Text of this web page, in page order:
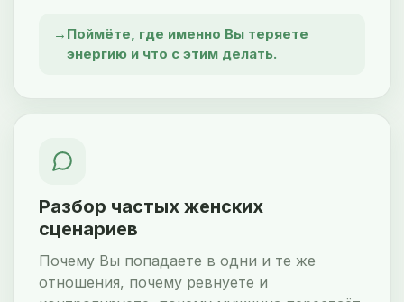
Поймёте, где именно Вы теряете
энергию и что с этим делать.
Разбор частых женских
сценариев
Почему Вы попадаете в одни и те же
отношения, почему ревнуете и